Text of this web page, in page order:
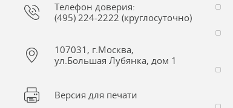
Телефон доверия:
(495) 224-2222 (круглосуточно)
107031, г.Москва,
ул.Большая Лубянка, дом 1
Версия для печати